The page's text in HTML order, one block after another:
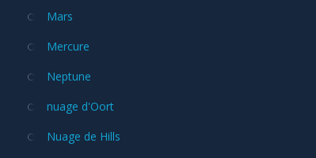
Mars
Mercure
Neptune
nuage d'Oort
Nuage de Hills